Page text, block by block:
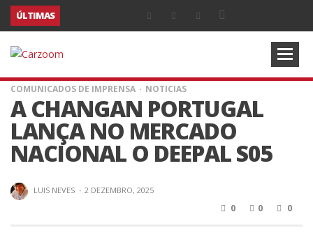
ÚLTIMAS
COMUNICADOS DE IMPRENSA NOTICIAS
A CHANGAN PORTUGAL
LANÇA NO MERCADO
NACIONAL O DEEPAL S05
LUIS NEVES · 2 DEZEMBRO, 2025
0 0 0